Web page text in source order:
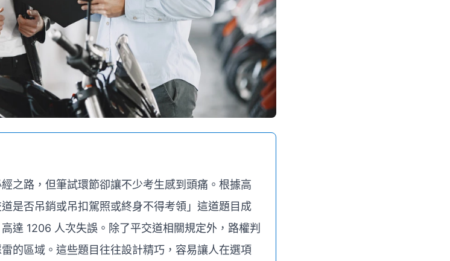
之路，但筆試環節卻讓不少考生感到頭痛。根據高
是否吊銷或吊扣駕照或終身不得考領」這道題目成
達 1206 人次失誤。除了平交道相關規定外，路權判
的區域。這些題目往往設計精巧，容易讓人在選項